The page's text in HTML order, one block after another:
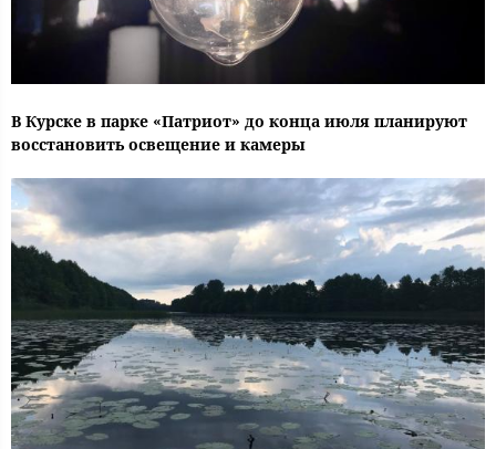
В Курске в парке «Патриот» до конца июля планируют
восстановить освещение и камеры